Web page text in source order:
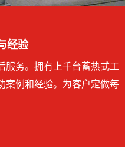
经验
服务。拥有上千台蓄热式工
案例和经验。为客户定做每